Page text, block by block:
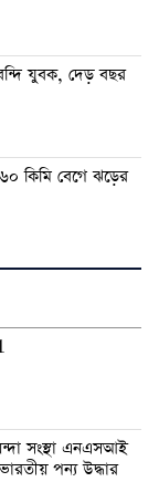
যুবক, দেড় বছর
কিমি বেগে ঝড়ের
সংস্থা এনএসআই
পন্য উদ্ধার